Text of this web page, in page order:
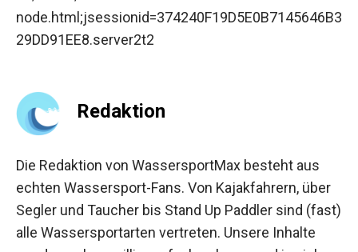
node.html;jsessionid=374240F19D5E0B7145646B3
29DD91EE8.server2t2
Redaktion
Die Redaktion von WassersportMax besteht aus
echten Wassersport-Fans. Von Kajakfahrern, über
Segler und Taucher bis Stand Up Paddler sind (fast)
alle Wassersportarten vertreten. Unsere Inhalte